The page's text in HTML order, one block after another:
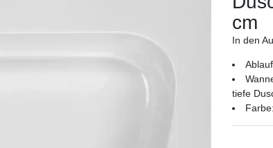
cm
In den
tiefe